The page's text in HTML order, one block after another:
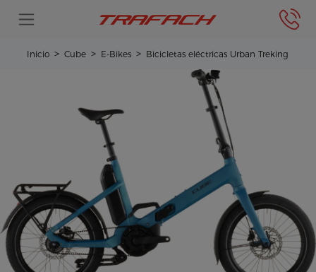
Inicio Cube E-Bikes Bicicletas eléctricas Urban Treking